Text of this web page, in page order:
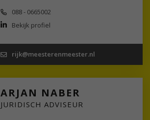
088 - 0665002
Bekijk profiel
rijk@meesterenmeester.nl
ARJAN NABER
JURIDISCH ADVISEUR